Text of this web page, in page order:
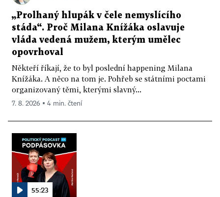
„Prolhaný hlupák v čele nemyslícího
stáda“. Proč Milana Knížáka oslavuje
vláda vedená mužem, kterým umělec
opovrhoval
Někteří říkají, že to byl poslední happening Milana
Knížáka. A něco na tom je. Pohřeb se státními poctami
organizovaný těmi, kterými slavný...
7. 8. 2026 ▪ 4 min. čtení
55:23